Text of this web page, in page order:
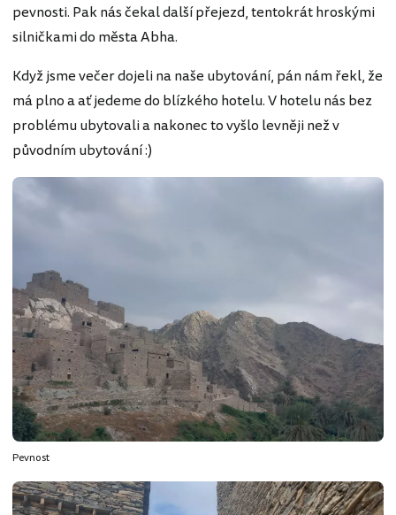
pevnosti. Pak nás čekal další přejezd, tentokrát hroskými
silničkami do města Abha.
Když jsme večer dojeli na naše ubytování, pán nám řekl, že
má plno a ať jedeme do blízkého hotelu. V hotelu nás bez
problému ubytovali a nakonec to vyšlo levněji než v
původním ubytování :)
Pevnost